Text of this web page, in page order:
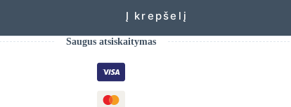
Į krepšelį
Saugus atsiskaitymas